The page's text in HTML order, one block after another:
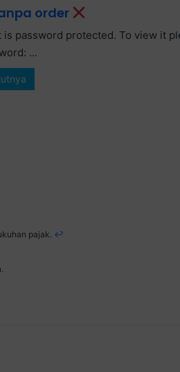
order
is password protected. To view it
...
pajak. ↩︎